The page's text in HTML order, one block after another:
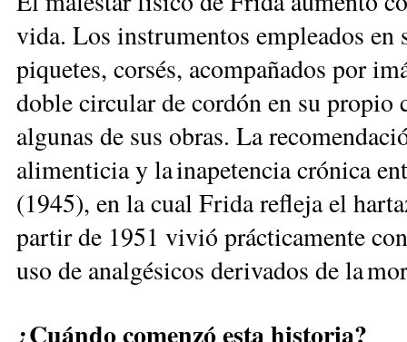
vida. Los instrumentos empleados en
piquetes, corsés, acompañados por
doble circular de cordón en su propio
algunas de sus obras. La
alimenticia y la inapetencia crónica
(1945), en la cual Frida refleja el
partir de 1951 vivió prácticamente
uso de analgésicos derivados de la
¿Cuándo comenzó esta historia?